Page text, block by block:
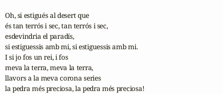
Oh, si estigués al desert que
és tan terrós i sec, tan terrós i sec,
esdevindria el paradís,
si estiguessis amb mi, si estiguessis amb mi.
I si jo fos un rei, i fos
meva la terra, meva la terra,
llavors a la meva corona series
la pedra més preciosa, la pedra més preciosa!